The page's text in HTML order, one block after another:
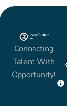
Connecting
Talent With
Opportunity!